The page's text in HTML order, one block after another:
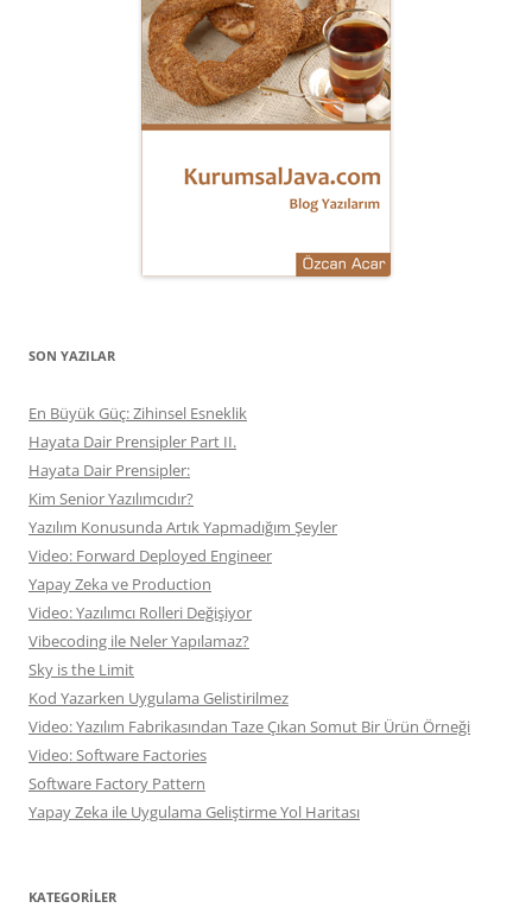
SON YAZILAR
En Büyük Güç: Zihinsel Esneklik
Hayata Dair Prensipler Part II.
Hayata Dair Prensipler:
Kim Senior Yazılımcıdır?
Yazılım Konusunda Artık Yapmadığım Şeyler
Video: Forward Deployed Engineer
Yapay Zeka ve Production
Video: Yazılımcı Rolleri Değişiyor
Vibecoding ile Neler Yapılamaz?
Sky is the Limit
Kod Yazarken Uygulama Gelistirilmez
Video: Yazılım Fabrikasından Taze Çıkan Somut Bir Ürün Örneği
Video: Software Factories
Software Factory Pattern
Yapay Zeka ile Uygulama Geliştirme Yol Haritası
KATEGORILER